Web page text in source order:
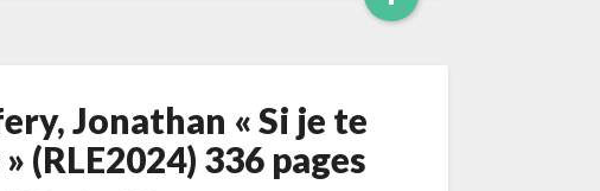
More
Jonathan « Si je te
(RLE2024) 336 pages